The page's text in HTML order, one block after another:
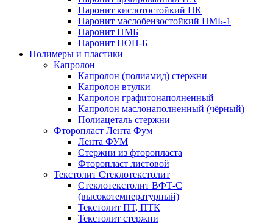
Паронит кислотостойкий ПК
Паронит маслобензостойкий ПМБ-1
Паронит ПМБ
Паронит ПОН-Б
Полимеры и пластики
Капролон
Капролон (полиамид) стержни
Капролон втулки
Капролон графитонаполненный
Капролон маслонаполненный (чёрный)
Полиацеталь стержни
Фторопласт Лента Фум
Лента ФУМ
Стержни из фторопласта
Фторопласт листовой
Текстолит Стеклотекстолит
Стеклотекстолит ВФТ-С
(высокотемпературный)
Текстолит ПТ, ПТК
Текстолит стержни